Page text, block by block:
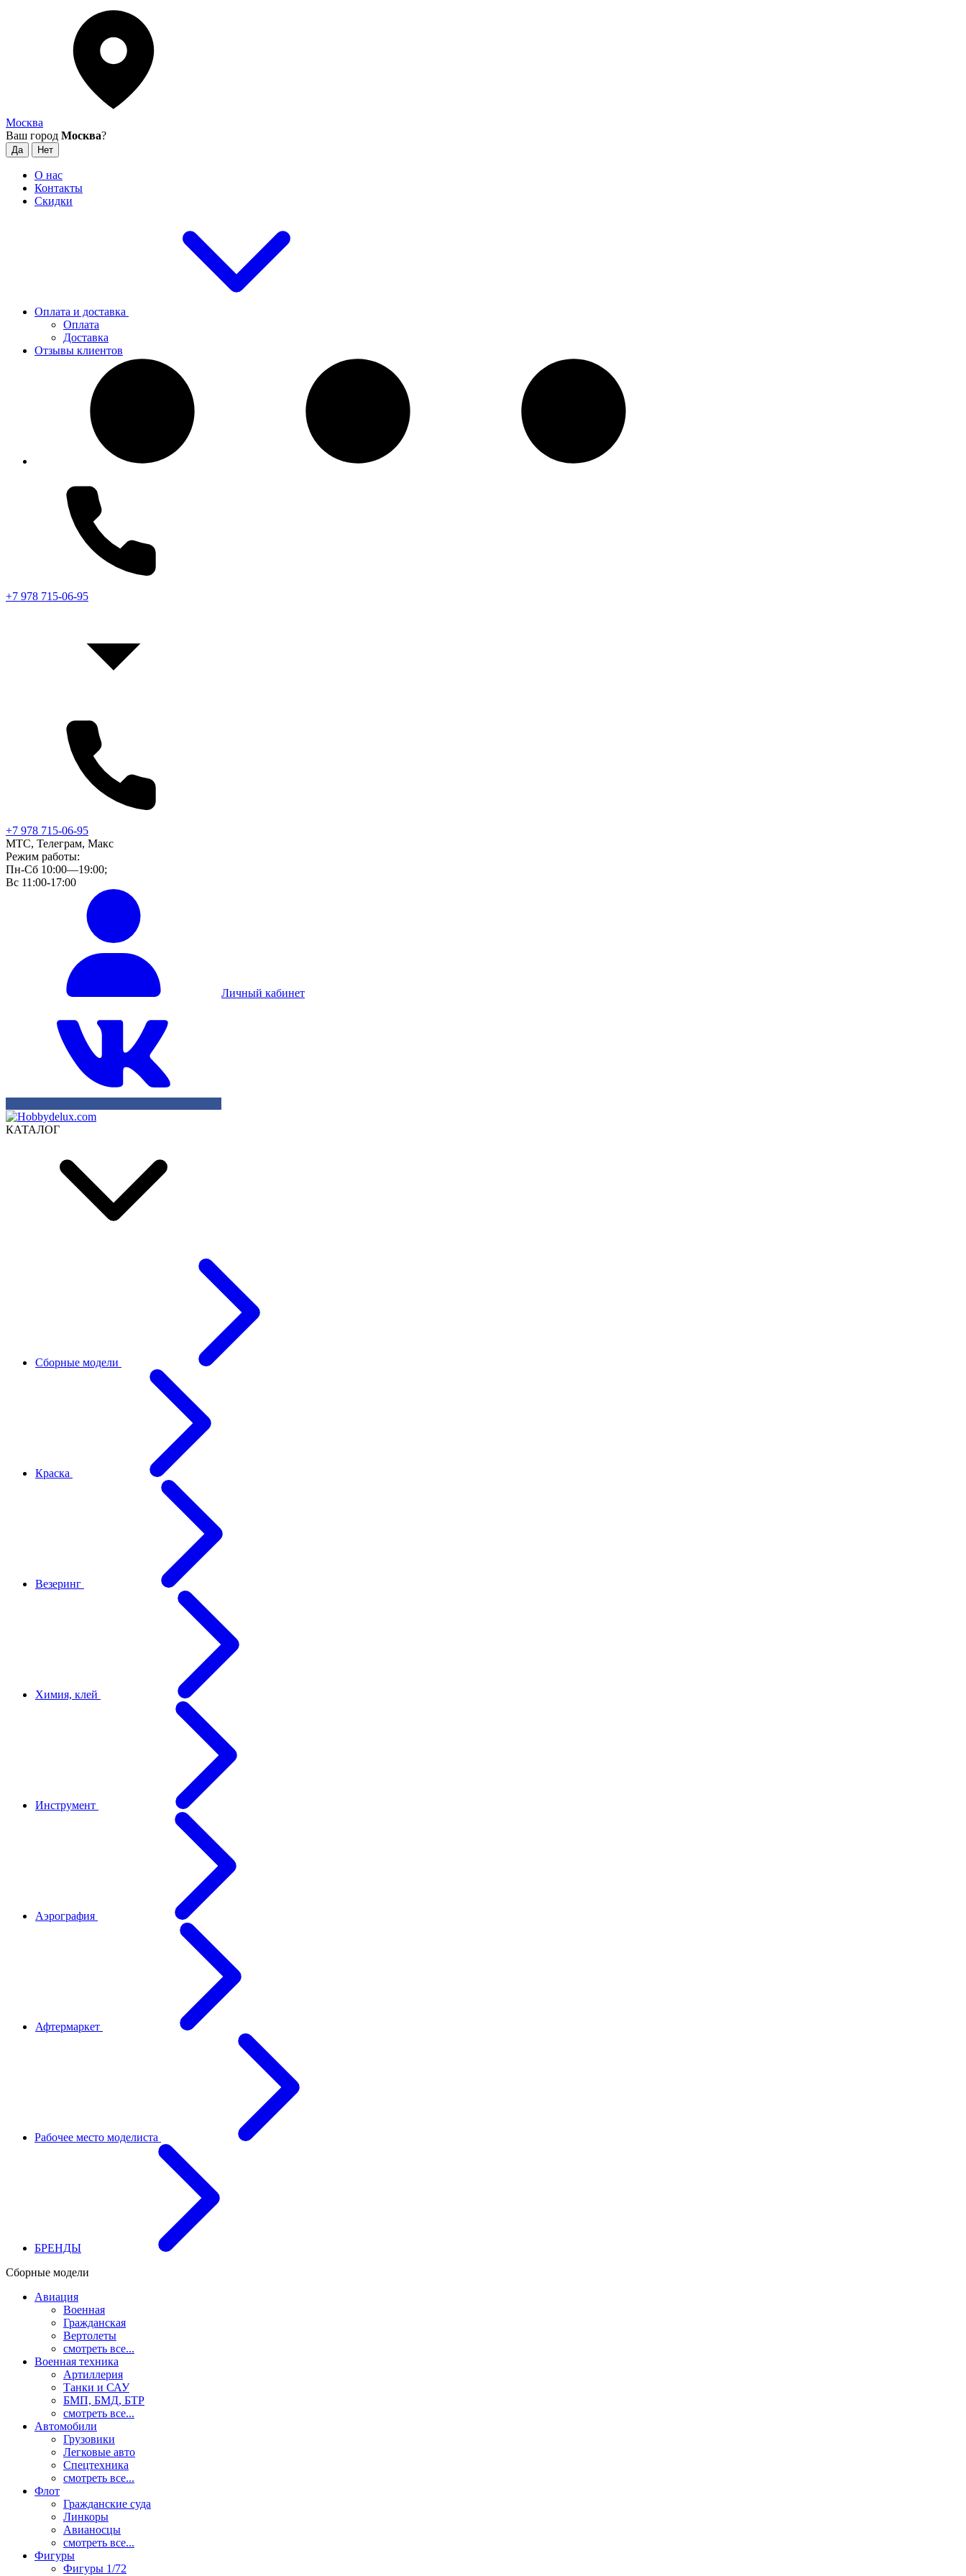
Москва
Ваш город Москва?
О нас
Контакты
Скидки
Оплата и доставка
Оплата
Доставка
Отзывы клиентов
+7 978 715-06-95
+7 978 715-06-95
МТС, Телеграм, Макс
Режим работы:
Пн-Сб 10:00—19:00;
Вс 11:00-17:00
Личный кабинет
КАТАЛОГ
Сборные модели
Краска
Везеринг
Химия, клей
Инструмент
Аэрография
Афтермаркет
Рабочее место моделиста
БРЕНДЫ
Сборные модели
Авиация
Военная
Гражданская
Вертолеты
смотреть все...
Военная техника
Артиллерия
Танки и САУ
БМП, БМД, БТР
смотреть все...
Автомобили
Грузовики
Легковые авто
Спецтехника
смотреть все...
Флот
Гражданские суда
Линкоры
Авианосцы
смотреть все...
Фигуры
Фигуры 1/72